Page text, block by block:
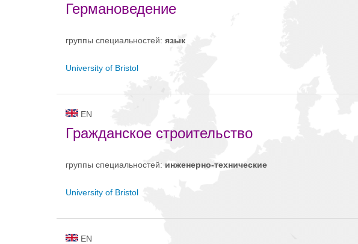
Германоведение
группы специальностей: язык
University of Bristol
EN
Гражданское строительство
группы специальностей: инженерно-техническиe
University of Bristol
EN